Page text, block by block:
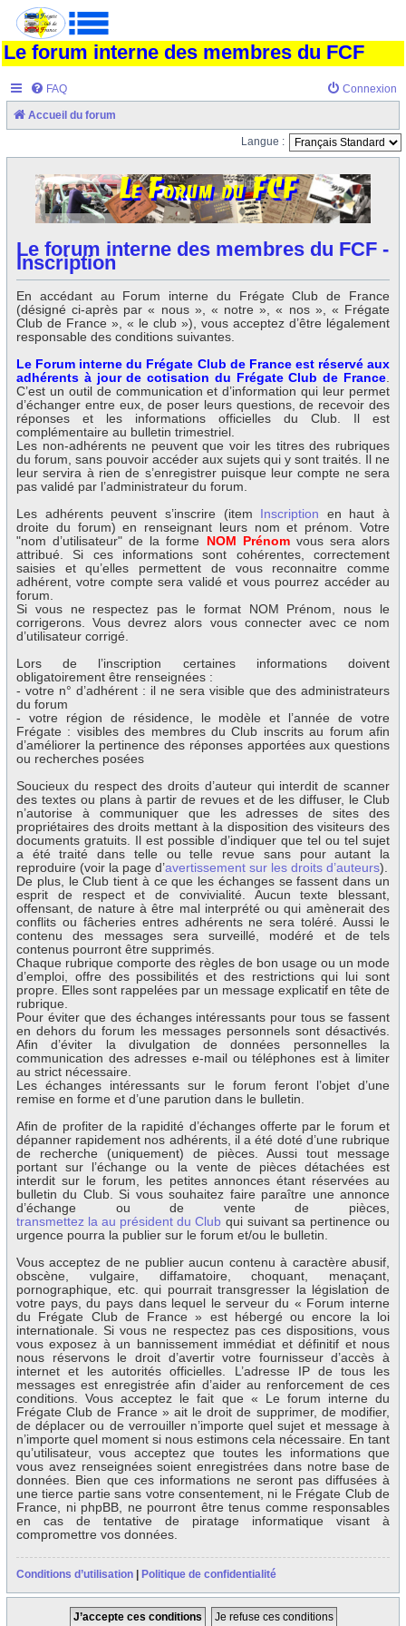
Le forum interne des membres du FCF
FAQ Connexion
Accueil du forum
Langue :
Le forum interne des membres du FCF -
Inscription
En accédant au Forum interne du Frégate Club de France
(désigné ci-après par « nous », « notre », « nos », « Frégate
Club de France », « le club »), vous acceptez d’être légalement
responsable des conditions suivantes.
Le Forum interne du Frégate Club de France est réservé aux
adhérents à jour de cotisation du Frégate Club de France
C’est un outil de communication et d’information qui leur permet
d’échanger entre eux, de poser leurs questions, de recevoir des
réponses et les informations officielles du Club. Il est
complémentaire au bulletin trimestriel.
Les non-adhérents ne peuvent que voir les titres des rubriques
du forum, sans pouvoir accéder aux sujets qui y sont traités. Il ne
leur servira à rien de s’enregistrer puisque leur compte ne sera
pas validé par l’administrateur du forum.
Les adhérents peuvent s’inscrire (item Inscription en haut à
droite du forum) en renseignant leurs nom et prénom. Votre
"nom d’utilisateur" de la forme NOM Prénomvous sera alors
attribué. Si ces informations sont cohérentes, correctement
saisies et qu’elles permettent de vous reconnaitre comme
adhérent, votre compte sera validé et vous pourrez accéder au
forum.
Si vous ne respectez pas le format NOM Prénom, nous le
corrigerons. Vous devrez alors vous connecter avec ce nom
d’utilisateur corrigé.
Lors de l’inscription certaines informations doivent
obligatoirement être renseignées :
- votre n° d’adhérent : il ne sera visible que des administrateurs
du forum
- votre région de résidence, le modèle et l’année de votre
Frégate : visibles des membres du Club inscrits au forum afin
d’améliorer la pertinence des réponses apportées aux questions
ou recherches posées
Soucieux du respect des droits d’auteur qui interdit de scanner
des textes ou plans à partir de revues et de les diffuser, le Club
n’autorise à communiquer que les adresses de sites des
propriétaires des droits mettant à la disposition des visiteurs des
documents gratuits. Il est possible d’indiquer que tel ou tel sujet
a été traité dans telle ou telle revue sans pour autant la
reproduire (voir la page d’avertissement sur les droits d’auteurs).
De plus, le Club tient à ce que les échanges se fassent dans un
esprit de respect et de convivialité. Aucun texte blessant,
offensant, de nature à être mal interprété ou qui amènerait des
conflits ou fâcheries entres adhérents ne sera toléré. Aussi le
contenu des messages sera surveillé, modéré et de tels
contenus pourront être supprimés.
Chaque rubrique comporte des règles de bon usage ou un mode
d’emploi, offre des possibilités et des restrictions qui lui sont
propre. Elles sont rappelées par un message explicatif en tête de
rubrique.
Pour éviter que des échanges intéressants pour tous se fassent
en dehors du forum les messages personnels sont désactivés.
Afin d’éviter la divulgation de données personnelles la
communication des adresses e-mail ou téléphones est à limiter
au strict nécessaire.
Les échanges intéressants sur le forum feront l’objet d’une
remise en forme et d’une parution dans le bulletin.
Afin de profiter de la rapidité d’échanges offerte par le forum et
dépanner rapidement nos adhérents, il a été doté d’une rubrique
de recherche (uniquement) de pièces. Aussi tout message
portant sur l’échange ou la vente de pièces détachées est
interdit sur le forum, les petites annonces étant réservées au
bulletin du Club. Si vous souhaitez faire paraître une annonce
d’échange ou de vente de pièces,
transmettez la au président du Club qui suivant sa pertinence ou
urgence pourra la publier sur le forum et/ou le bulletin.
Vous acceptez de ne publier aucun contenu à caractère abusif,
obscène, vulgaire, diffamatoire, choquant, menaçant,
pornographique, etc. qui pourrait transgresser la législation de
votre pays, du pays dans lequel le serveur du « Forum interne
du Frégate Club de France » est hébergé ou encore la loi
internationale. Si vous ne respectez pas ces dispositions, vous
vous exposez à un bannissement immédiat et définitif et nous
nous réservons le droit d’avertir votre fournisseur d’accès à
internet et les autorités officielles. L’adresse IP de tous les
messages est enregistrée afin d’aider au renforcement de ces
conditions. Vous acceptez le fait que « Le forum interne du
Frégate Club de France » ait le droit de supprimer, de modifier,
de déplacer ou de verrouiller n’importe quel sujet et message à
n’importe quel moment si nous estimons cela nécessaire. En tant
qu’utilisateur, vous acceptez que toutes les informations que
vous avez renseignées soient enregistrées dans notre base de
données. Bien que ces informations ne seront pas diffusées à
une tierce partie sans votre consentement, ni le Frégate Club de
France, ni phpBB, ne pourront être tenus comme responsables
en cas de tentative de piratage informatique visant à
compromettre vos données.
Conditions d’utilisation Politique de confidentialité